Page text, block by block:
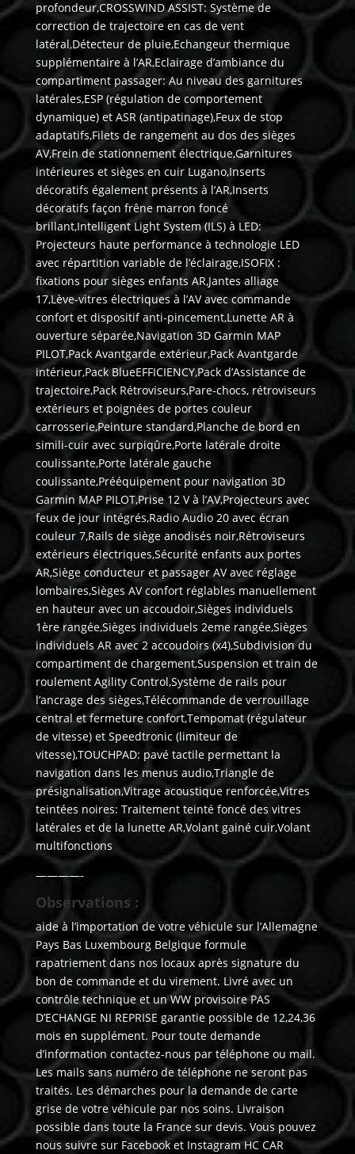
profondeur,CROSSWIND ASSIST: Système de
correction de trajectoire en cas de vent
latéral,Détecteur de pluie,Echangeur thermique
supplémentaire à l’AR,Eclairage d’ambiance du
compartiment passager: Au niveau des garnitures
latérales,ESP (régulation de comportement
dynamique) et ASR (antipatinage),Feux de stop
adaptatifs,Filets de rangement au dos des sièges
AV,Frein de stationnement électrique,Garnitures
intérieures et sièges en cuir Lugano,Inserts
décoratifs également présents à l’AR,Inserts
décoratifs façon frêne marron foncé
brillant,Intelligent Light System (ILS) à LED:
Projecteurs haute performance à technologie LED
avec répartition variable de l’éclairage,ISOFIX :
fixations pour sièges enfants AR,Jantes alliage
17,Lève-vitres électriques à l’AV avec commande
confort et dispositif anti-pincement,Lunette AR à
ouverture séparée,Navigation 3D Garmin MAP
PILOT,Pack Avantgarde extérieur,Pack Avantgarde
intérieur,Pack BlueEFFICIENCY,Pack d’Assistance de
trajectoire,Pack Rétroviseurs,Pare-chocs, rétroviseurs
extérieurs et poignées de portes couleur
carrosserie,Peinture standard,Planche de bord en
simili-cuir avec surpiqûre,Porte latérale droite
coulissante,Porte latérale gauche
coulissante,Prééquipement pour navigation 3D
Garmin MAP PILOT,Prise 12 V à l’AV,Projecteurs avec
feux de jour intégrés,Radio Audio 20 avec écran
couleur 7,Rails de siège anodisés noir,Rétroviseurs
extérieurs électriques,Sécurité enfants aux portes
AR,Siège conducteur et passager AV avec réglage
lombaires,Sièges AV confort réglables manuellement
en hauteur avec un accoudoir,Sièges individuels
1ère rangée,Sièges individuels 2eme rangée,Sièges
individuels AR avec 2 accoudoirs (x4),Subdivision du
compartiment de chargement,Suspension et train de
roulement Agility Control,Système de rails pour
l’ancrage des sièges,Télécommande de verrouillage
central et fermeture confort,Tempomat (régulateur
de vitesse) et Speedtronic (limiteur de
vitesse),TOUCHPAD: pavé tactile permettant la
navigation dans les menus audio,Triangle de
présignalisation,Vitrage acoustique renforcée,Vitres
teintées noires: Traitement teinté foncé des vitres
latérales et de la lunette AR,Volant gainé cuir,Volant
multifonctions
————-
Observations :
aide à l’importation de votre véhicule sur l’Allemagne
Pays Bas Luxembourg Belgique formule
rapatriement dans nos locaux après signature du
bon de commande et du virement. Livré avec un
contrôle technique et un WW provisoire PAS
D’ECHANGE NI REPRISE garantie possible de 12,24,36
mois en supplément. Pour toute demande
d’information contactez-nous par téléphone ou mail.
Les mails sans numéro de téléphone ne seront pas
traités. Les démarches pour la demande de carte
grise de votre véhicule par nos soins. Livraison
possible dans toute la France sur devis. Vous pouvez
nous suivre sur Facebook et Instagram HC CAR